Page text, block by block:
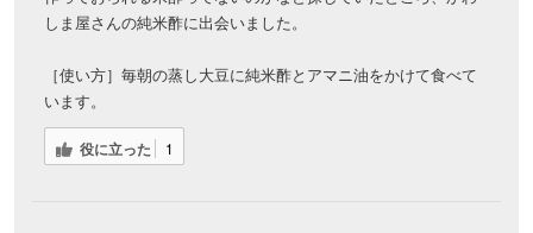
しま屋さんの純米酢に出会いました。
［使い方］毎朝の蒸し大豆に純米酢とアマニ油をかけて食べて
います。
役に立った 1